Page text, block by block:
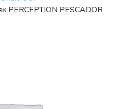
PERCEPTION PESCADOR